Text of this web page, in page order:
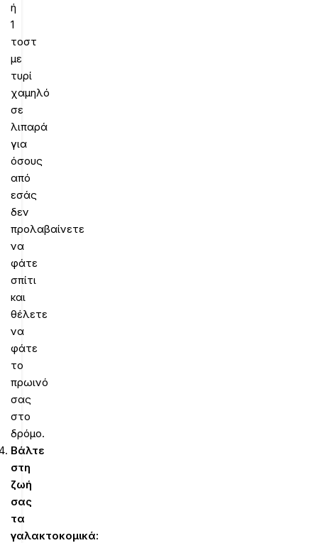
ή
1
τοστ
με
τυρί
χαμηλό
σε
λιπαρά
για
όσους
από
εσάς
δεν
προλαβαίνετε
να
φάτε
σπίτι
και
θέλετε
να
φάτε
το
πρωινό
σας
στο
δρόμο.
Βάλτε
στη
ζωή
σας
τα
γαλακτοκομικά: